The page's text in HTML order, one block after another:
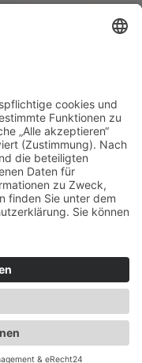
darin
Ihre
bleiben Sie